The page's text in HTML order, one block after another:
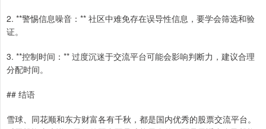
2. **警惕信息噪音：** 社区中难免存在误导性信息，要学会筛选和验
证。
3. **控制时间：** 过度沉迷于交流平台可能会影响判断力，建议合理
分配时间。
## 结语
雪球、同花顺和东方财富各有千秋，都是国内优秀的股票交流平台。